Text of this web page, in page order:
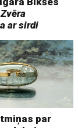
Zvēra
ar sirdi
par